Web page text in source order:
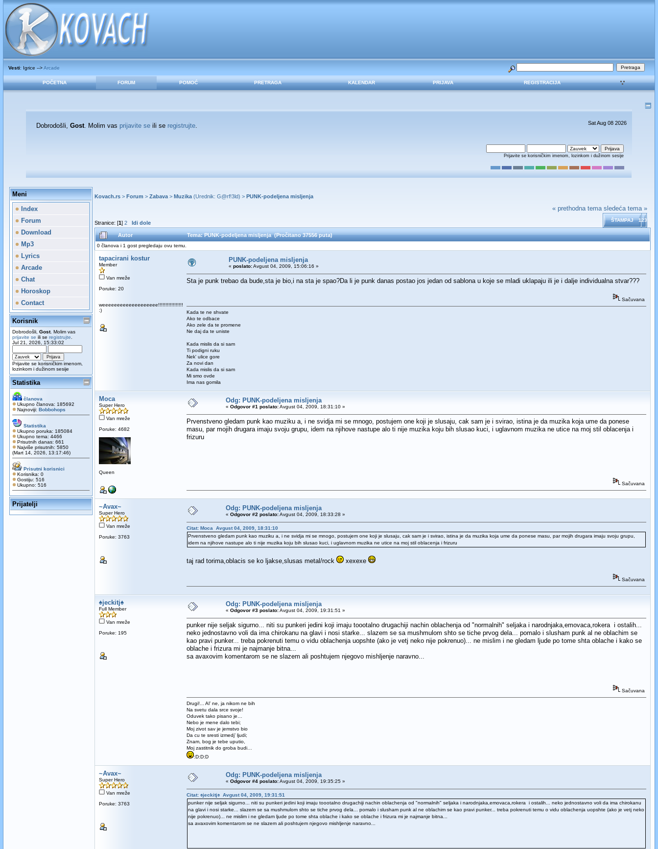
Vesti: Igrice -->Arcade
POČETNA FORUM POMOĆ PRETRAGA KALENDAR PRIJAVA REGISTRACIJA
Dobrodošli,Gost. Molim vas prijavite se ili se registrujte. Sat Aug 08 2026
Prijavite se korisničkim imenom, lozinkom i dužinom sesije
Meni
Index
Forum
Download
Mp3
Lyrics
Arcade
Chat
Horoskop
Contact
Korisnik
Dobrodošli, Gost. Molim vas
prijavite se ili se registrujte
Jul 21, 2026, 15:33:02
Prijavite se korisničkim imenom,
lozinkom i dužinom sesije
Statistika
članova
Ukupno članova: 185692
Najnoviji: Bobbohops
Statistika
Ukupno poruka: 185084
Ukupno tema: 4466
Prisutnih danas: 661
Najviše prisutnih: 5850
(Mart 14, 2026, 13:17:46)
Prisutni korisnici
Korisnika: 0
Gostiju: 516
Ukupno: 516
Prijatelji
Kovach.rs> Forum > Zabava> Muzika(Urednik: G@rf!3ld) > PUNK-podeljena misljenja
Stranice: [1] 2 Idi dole
« prethodna tema sledeća tema »
ŠTAMPAJ 123
Autor Tema: PUNK-podeljena misljenja (Pročitano 37556 puta)
0 članova i 1 gost pregledaju ovu temu.
tapacirani kostur
Member
Van mreže
Poruke: 20
weeeeeeeeeeeeeeeeeee!!!!!!!!!!!!!!!!!
:)
PUNK-podeljena misljenja
« poslato:Avgust 04, 2009, 15:06:16 »
Sta je punk trebao da bude,sta je bio,i na sta je spao?Da li je punk danas postao jos jedan od sablona u koje se mladi uklapaju ili je i dalje individualna stvar???
Sačuvana
Kada te ne shvate
Ako te odbace
Ako zele da te promene
Ne daj da te uniste
Kada mislis da si sam
Ti podigni ruku
Nek' ulice gore
Za novi dan
Kada mislis da si sam
Mi smo ovde
Ima nas gomila
Moca
Super Hero
Van mreže
Poruke: 4682
Queen
Odg: PUNK-podeljena misljenja
« Odgovor #1 poslato:Avgust 04, 2009, 18:31:10 »
Prvenstveno gledam punk kao muziku a, i ne svidja mi se mnogo, postujem one koji je slusaju, cak sam je i svirao, istina je da muzika koja ume da ponese
masu, par mojih drugara imaju svoju grupu, idem na njihove nastupe alo ti nije muzika koju bih slusao kuci, i uglavnom muzika ne utice na moj stil oblacenja i
frizuru
Sačuvana
~Avax~
Super Hero
Van mreže
Poruke: 3763
Odg: PUNK-podeljena misljenja
« Odgovor #2 poslato:Avgust 04, 2009, 18:33:28 »
Citat: Moca Avgust 04, 2009, 18:31:10
Prvenstveno gledam punk kao muziku a, i ne svidja mi se mnogo, postujem one koji je slusaju, cak sam je i svirao, istina je da muzika koja ume da ponese masu, par mojih drugara imaju svoju grupu,
idem na njihove nastupe alo ti nije muzika koju bih slusao kuci, i uglavnom muzika ne utice na moj stil oblacenja i frizuru
taj rad torima,oblacis se ko ljakse,slusas metal/rock xexexe
Sačuvana
♠jeckitj♠
Full Member
Van mreže
Poruke: 195
Odg: PUNK-podeljena misljenja
« Odgovor #3 poslato:Avgust 04, 2009, 19:31:51 »
punker nije seljak sigurno... niti su punkeri jedini koji imaju toootalno drugachiji nachin oblachenja od "normalnih" seljaka i narodnjaka,emovaca,rokera i ostalih...
neko jednostavno voli da ima chirokanu na glavi i nosi starke... slazem se sa mushmulom shto se tiche prvog dela... pomalo i slusham punk al ne oblachim se
kao pravi punker... treba pokrenuti temu o vidu oblachenja uopshte (ako je vetj neko nije pokrenuo)... ne mislim i ne gledam ljude po tome shta oblache i kako se
oblache i frizura mi je najmanje bitna...
sa avaxovim komentarom se ne slazem ali poshtujem njegovo mishljenje naravno...
Sačuvana
Drugi!... Al’ ne, ja nikom ne bih
Na svetu dala srce svoje!
Oduvek tako pisano je…
Nebo je mene dalo tebi;
Moj zivot sav je jemstvo bio
Da cu te sresti izmedj’ ljudi;
Znam, bog je tebe uputio,
Moj zastitnik do groba budi…
:D:D:D
~Avax~
Super Hero
Van mreže
Poruke: 3763
Odg: PUNK-podeljena misljenja
« Odgovor #4 poslato:Avgust 04, 2009, 19:35:25 »
Citat: ♠jeckitj♠ Avgust 04, 2009, 19:31:51
punker nije seljak sigurno... niti su punkeri jedini koji imaju toootalno drugachiji nachin oblachenja od "normalnih" seljaka i narodnjaka,emovaca,rokera i ostalih... neko jednostavno voli da ima chirokanu
na glavi i nosi starke... slazem se sa mushmulom shto se tiche prvog dela... pomalo i slusham punk al ne oblachim se kao pravi punker... treba pokrenuti temu o vidu oblachenja uopshte (ako je vetj neko
nije pokrenuo)... ne mislim i ne gledam ljude po tome shta oblache i kako se oblache i frizura mi je najmanje bitna...
sa avaxovim komentarom se ne slazem ali poshtujem njegovo mishljenje naravno...